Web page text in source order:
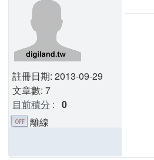
註冊日期: 2013-09-29
文章數: 7
目前積分 : 0
離線